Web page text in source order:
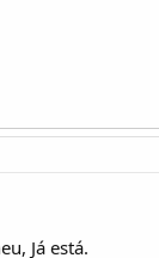
Já está.